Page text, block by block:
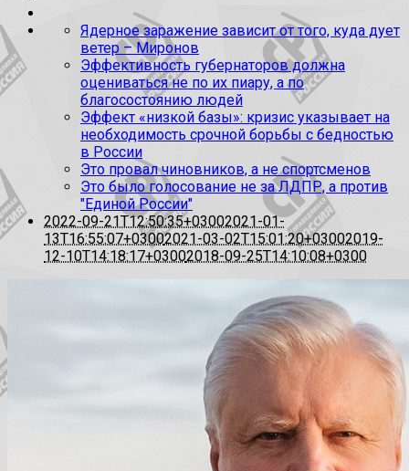
Ядерное заражение зависит от того, куда дует
ветер – Миронов
Эффективность губернаторов должна
оцениваться не по их пиару, а по
благосостоянию людей
Эффект «низкой базы»: кризис указывает на
необходимость срочной борьбы с бедностью
в России
Это провал чиновников, а не спортсменов
Это было голосование не за ЛДПР, а против
"Единой России"
2022-09-21T12:50:35+03002021-01-
13T16:55:07+03002021-03-02T15:01:20+03002019-
12-10T14:18:17+03002018-09-25T14:10:08+0300